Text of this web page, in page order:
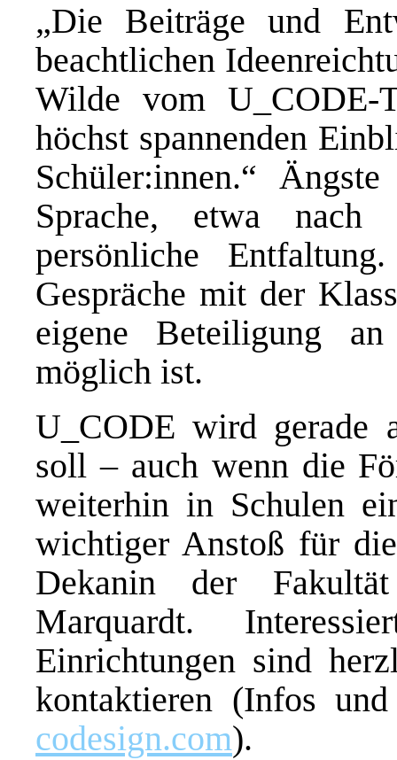
„Die Beiträge und
beachtlichen
Wilde vom U_CODE-
höchst spannenden
Schüler:innen.“
Sprache, etwa
persönliche
Gespräche mit der
eigene Beteiligung
möglich ist.
U_CODE wird gerade
soll – auch wenn die
weiterhin in Schulen
wichtiger Anstoß für
Dekanin der
Marquardt.
Einrichtungen sind
kontaktieren (Infos
codesign.com).